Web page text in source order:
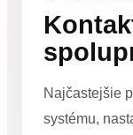
Najčastejšie
systému,